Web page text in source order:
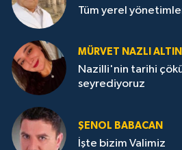
Tüm yerel
MÜRVET NAZLI
Nazilli'nin tarihi
seyrediyoruz
ŞENOL BABACAN
İşte bizim Valimiz